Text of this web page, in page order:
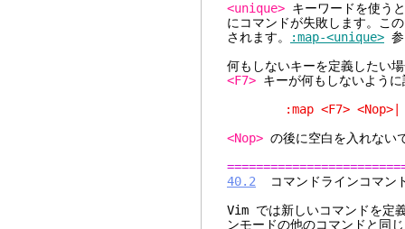
<unique> キーワードを使う
にコマンドが失敗します。こ
されます。
:map-<unique>
何もしないキーを定義したい
<F7> キーが何もしないよう
:map <F7> <Nop>|
<Nop> の後に空白を入れない
40.2 コマンドラインコマン
Vim では新しいコマンドを定
ンモードの他のコマンドと同